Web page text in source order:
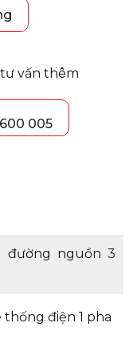
vấn thêm
005
đường nguồn 3
điện 1 pha